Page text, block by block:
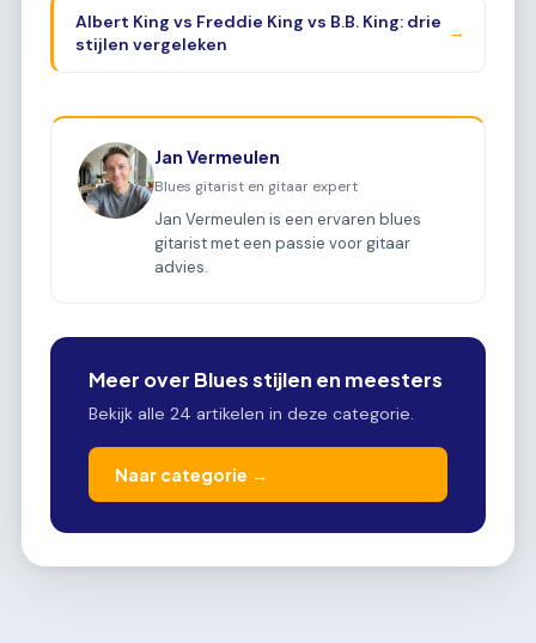
Albert King vs Freddie King vs B.B. King: drie
stijlen vergeleken
→
Jan Vermeulen
Blues gitarist en gitaar expert
Jan Vermeulen is een ervaren blues
gitarist met een passie voor gitaar
advies.
Meer over Blues stijlen en meesters
Bekijk alle 24 artikelen in deze categorie.
Naar categorie →